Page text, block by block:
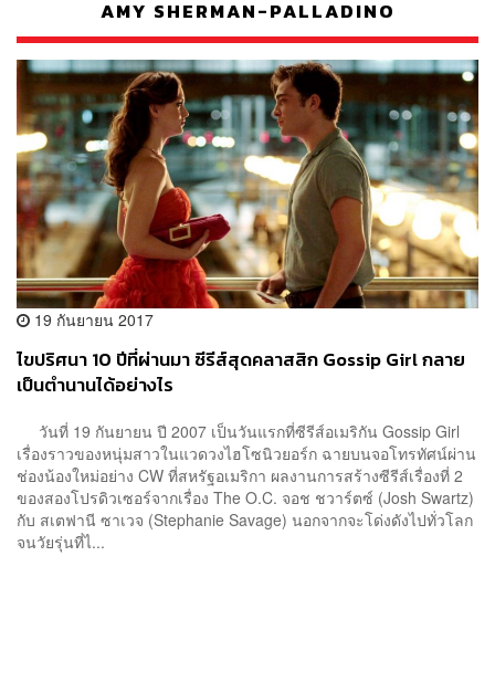
AMY SHERMAN-PALLADINO
19 กันยายน 2017
ไขปริศนา 10 ปีที่ผ่านมา ซีรีส์สุดคลาสสิก Gossip Girl กลาย
เป็นตำนานได้อย่างไร
วันที่ 19 กันยายน ปี 2007 เป็นวันแรกที่ซีรีส์อเมริกัน Gossip Girl
เรื่องราวของหนุ่มสาวในแวดวงไฮโซนิวยอร์ก ฉายบนจอโทรทัศน์ผ่าน
ช่องน้องใหม่อย่าง CW ที่สหรัฐอเมริกา ผลงานการสร้างซีรีส์เรื่องที่ 2
ของสองโปรดิวเซอร์จากเรื่อง The O.C. จอช ชวาร์ตซ์ (Josh Swartz)
กับ สเตฟานี ซาเวจ (Stephanie Savage) นอกจากจะโด่งดังไปทั่วโลก
จนวัยรุ่นที่ไ...